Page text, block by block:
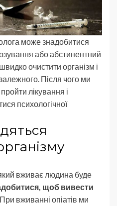
може знадобитися
або абстинентний
очистити організм і
Після чого ми
лікування і
психологічної
вживає людина буде
щоб вивести
вживанні опіатів ми